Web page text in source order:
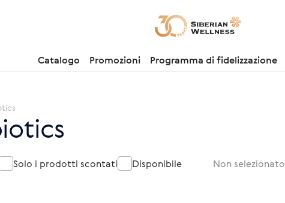
Catalogo Promozioni Programma di fidelizzazione
Non selezionato
Solo i prodotti scontati Disponibile